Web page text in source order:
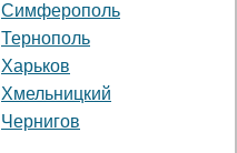
Симферополь
Тернополь
Харьков
Хмельницкий
Чернигов